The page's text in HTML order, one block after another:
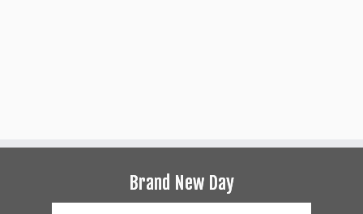
Brand New Day